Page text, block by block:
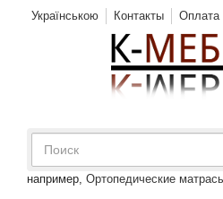
Українською Контакты Оплата
например, Ортопедические